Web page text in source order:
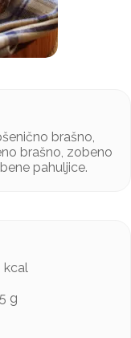
brašno,
brašno, zobeno
pahuljice.
kcal
g